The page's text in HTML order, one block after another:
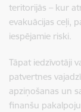
teritorijās – kur
evakuācijas ceļi,
iespējamie riski.
Tāpat iedzīvotāji
patvertnes
apziņošanas un
finanšu